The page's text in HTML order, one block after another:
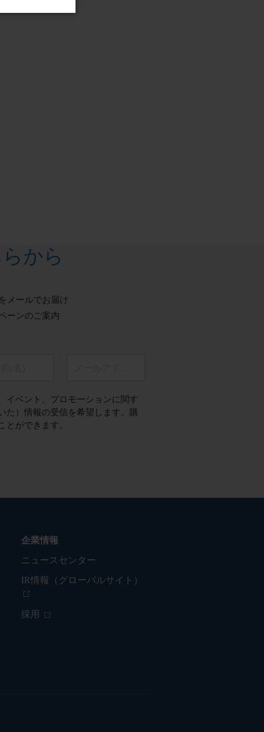
から
メールでお届け
ーンのご案内
イベント、プロモーションに関す
た）情報の受信を希望します。購
とができます。
企業情報
ニュースセンター
IR情報（グローバルサイト）
採用